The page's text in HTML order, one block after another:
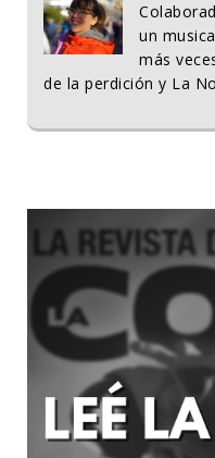
un
más
de la perdición y La